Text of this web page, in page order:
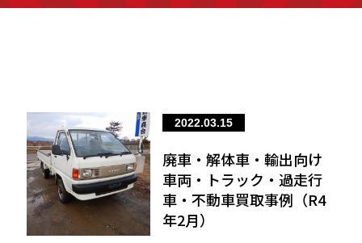
2022.03.15
廃車・解体車・輸出向け
車両・トラック・過走行
車・不動車買取事例（R4
年2月）